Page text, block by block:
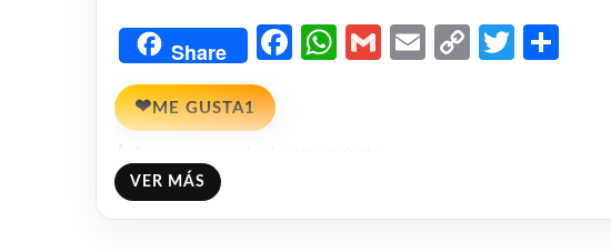
Share Facebook
WhatsApp
GmailEmailCopyTwitter
❤ME GUSTA1
VER MÁS